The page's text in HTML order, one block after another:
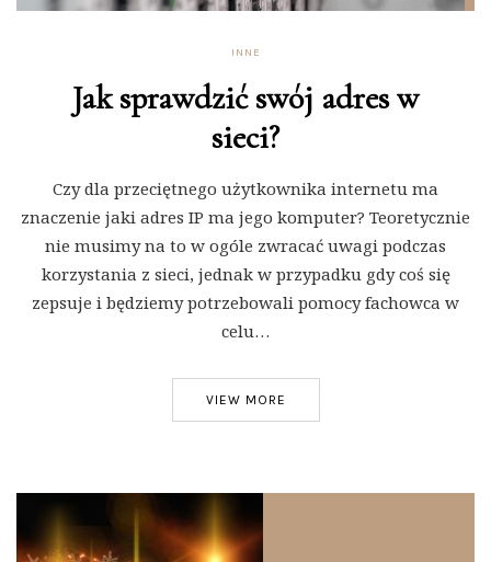
INNE
Jak sprawdzić swój adres w
sieci?
Czy dla przeciętnego użytkownika internetu ma
znaczenie jaki adres IP ma jego komputer? Teoretycznie
nie musimy na to w ogóle zwracać uwagi podczas
korzystania z sieci, jednak w przypadku gdy coś się
zepsuje i będziemy potrzebowali pomocy fachowca w
celu…
VIEW MORE